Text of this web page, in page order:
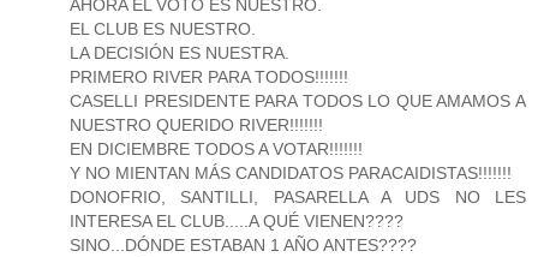
AHORA EL VOTO ES NUESTRO.
EL CLUB ES NUESTRO.
LA DECISIÓN ES NUESTRA.
PRIMERO RIVER PARA TODOS!!!!!!!
CASELLI PRESIDENTE PARA TODOS LO QUE AMAMOS A
NUESTRO QUERIDO RIVER!!!!!!!
EN DICIEMBRE TODOS A VOTAR!!!!!!!
Y NO MIENTAN MÁS CANDIDATOS PARACAIDISTAS!!!!!!!
DONOFRIO, SANTILLI, PASARELLA A UDS NO LES
INTERESA EL CLUB.....A QUÉ VIENEN????
SINO...DÓNDE ESTABAN 1 AÑO ANTES????